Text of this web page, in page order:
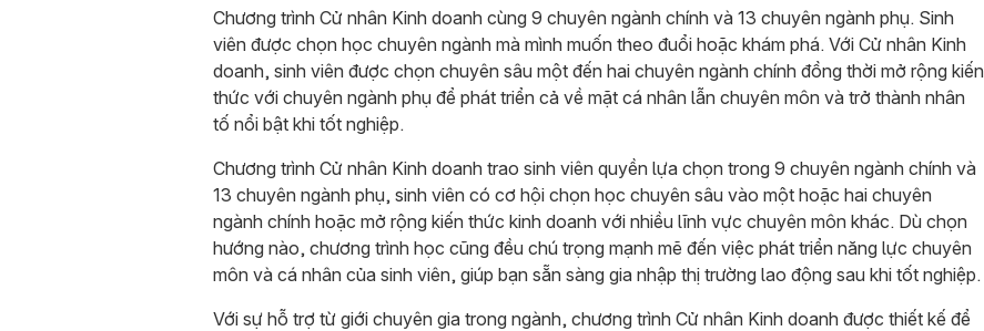
Chương trình Cử nhân Kinh doanh cùng 9 chuyên ngành chính và 13 chuyên ngành phụ. Sinh
viên được chọn học chuyên ngành mà mình muốn theo đuổi hoặc khám phá. Với Cử nhân Kinh
doanh, sinh viên được chọn chuyên sâu một đến hai chuyên ngành chính đồng thời mở rộng kiến
thức với chuyên ngành phụ để phát triển cả về mặt cá nhân lẫn chuyên môn và trở thành nhân
tố nổi bật khi tốt nghiệp.
Chương trình Cử nhân Kinh doanh trao sinh viên quyền lựa chọn trong 9 chuyên ngành chính và
13 chuyên ngành phụ, sinh viên có cơ hội chọn học chuyên sâu vào một hoặc hai chuyên
ngành chính hoặc mở rộng kiến thức kinh doanh với nhiều lĩnh vực chuyên môn khác. Dù chọn
hướng nào, chương trình học cũng đều chú trọng mạnh mẽ đến việc phát triển năng lực chuyên
môn và cá nhân của sinh viên, giúp bạn sẵn sàng gia nhập thị trường lao động sau khi tốt nghiệp.
Với sự hỗ trợ từ giới chuyên gia trong ngành, chương trình Cử nhân Kinh doanh được thiết kế để